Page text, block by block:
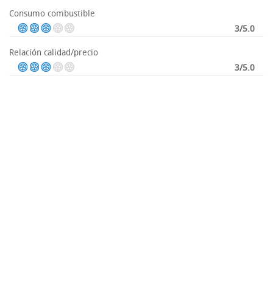
Consumo combustible
3/5.0
Relación calidad/precio
3/5.0